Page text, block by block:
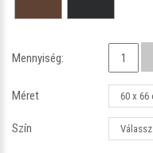
Mennyiség:
Méret
Szín